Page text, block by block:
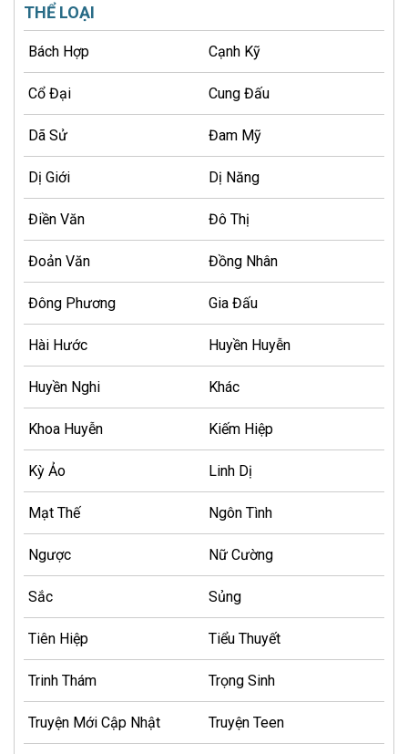
THỂ LOẠI
Bách Hợp Cạnh Kỹ
Cổ Đại Cung Đấu
Dã Sử Đam Mỹ
Dị Giới Dị Năng
Điền Văn Đô Thị
Đoản Văn Đồng Nhân
Đông Phương Gia Đấu
Hài Hước Huyền Huyễn
Huyền Nghi Khác
Khoa Huyễn Kiếm Hiệp
Kỳ Ảo Linh Dị
Mạt Thế Ngôn Tình
Ngược Nữ Cường
Sắc Sủng
Tiên Hiệp Tiểu Thuyết
Trinh Thám Trọng Sinh
Truyện Mới Cập Nhật Truyện Teen